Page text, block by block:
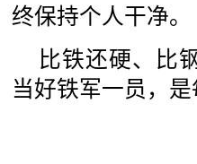
终保持个人干净。
比铁还硬、比
当好铁军一员，